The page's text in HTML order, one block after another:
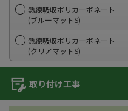
熱線吸収ポリカーボネート
(ブルーマットS)
熱線吸収ポリカーボネート
(クリアマットS)
取り付け工事